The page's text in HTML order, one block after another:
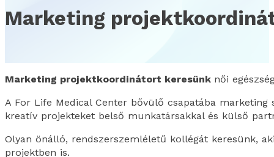
Marketing
Marketing projektkoordinátort keresünk női
A For Life Medical Center bővülő csapatába
kreatív projekteket belső munkatársakkal és külső
Olyan önálló, rendszerszemléletű kollégát keresünk,
projektben is.